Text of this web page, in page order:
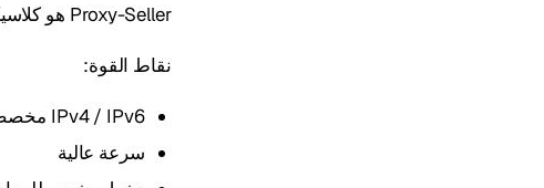
Proxy-Seller هو كلاسيكي للمهام التي تحتاج حجمًا وسعرًا.
نقاط القوة:
IPv4 / IPv6 مخصص
سرعة عالية